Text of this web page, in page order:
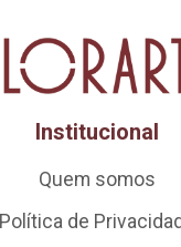
Institucional
Quem somos
Política de